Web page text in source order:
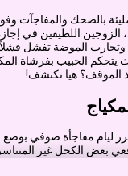
بالضحك والمفاجآت
الزوجين اللطيفين في
الموضة تفشل
الحبيب بفرشاة
الموقف؟ هيا نكتشف!
ليام مفاجأة صوفي بوضع
بعض الكحل غير